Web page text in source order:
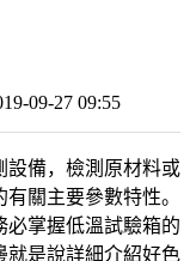
09-27 09:55
設備，檢測原材料或
關主要參數特性。
必掌握低溫試驗箱的
就是說詳細介紹好色